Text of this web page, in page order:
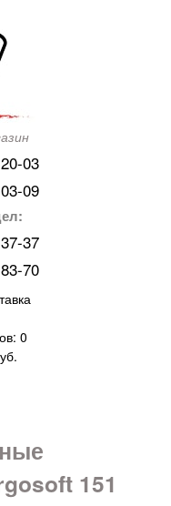
03
09
37
70
0
151